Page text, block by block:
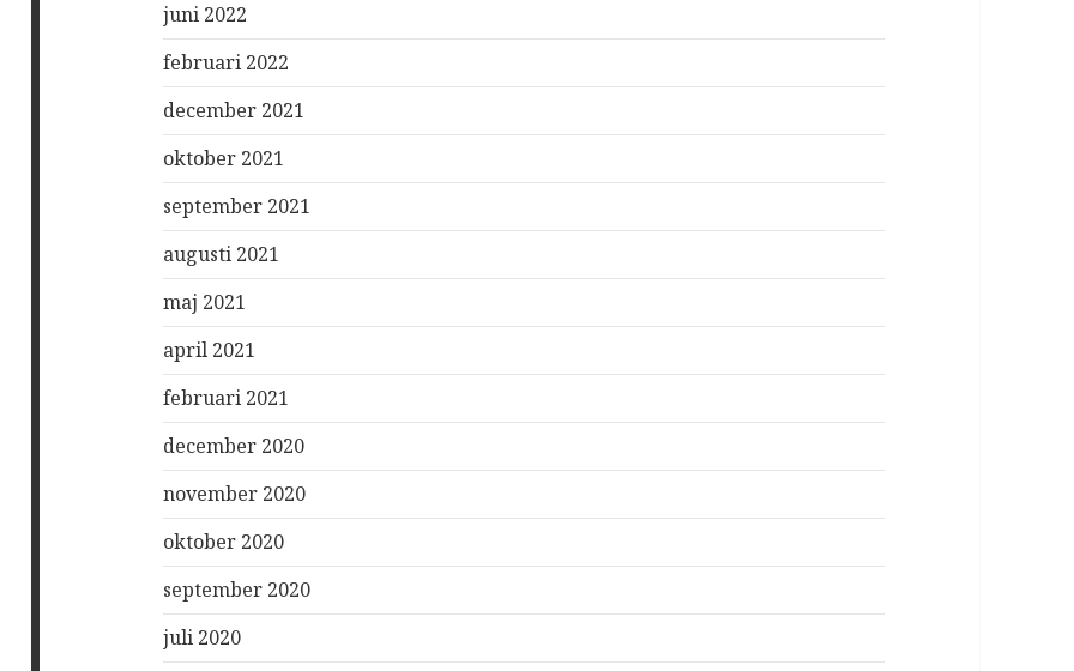
juni 2022
februari 2022
december 2021
oktober 2021
september 2021
augusti 2021
maj 2021
april 2021
februari 2021
december 2020
november 2020
oktober 2020
september 2020
juli 2020